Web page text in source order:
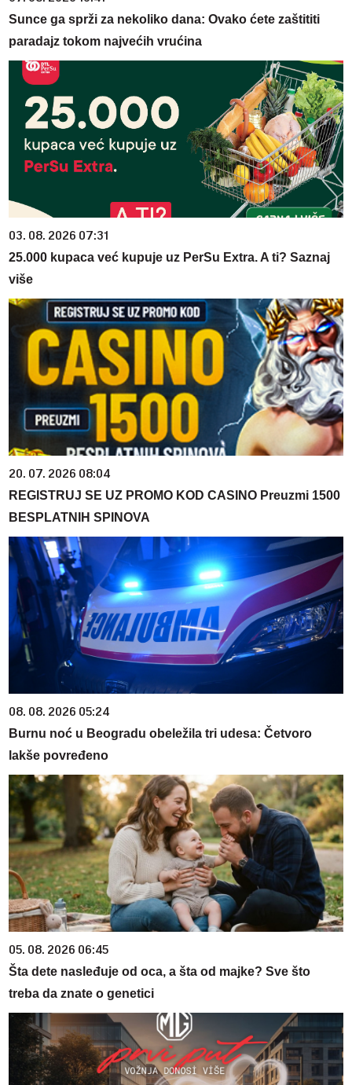
Sunce ga sprži za nekoliko dana: Ovako ćete zaštititi
paradajz tokom najvećih vrućina
03. 08. 2026 07:31
25.000 kupaca već kupuje uz PerSu Extra. A ti? Saznaj
više
20. 07. 2026 08:04
REGISTRUJ SE UZ PROMO KOD CASINO Preuzmi 1500
BESPLATNIH SPINOVA
08. 08. 2026 05:24
Burnu noć u Beogradu obeležila tri udesa: Četvoro
lakše povređeno
05. 08. 2026 06:45
Šta dete nasleđuje od oca, a šta od majke? Sve što
treba da znate o genetici